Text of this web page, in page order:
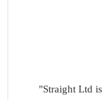
"Straight Ltd